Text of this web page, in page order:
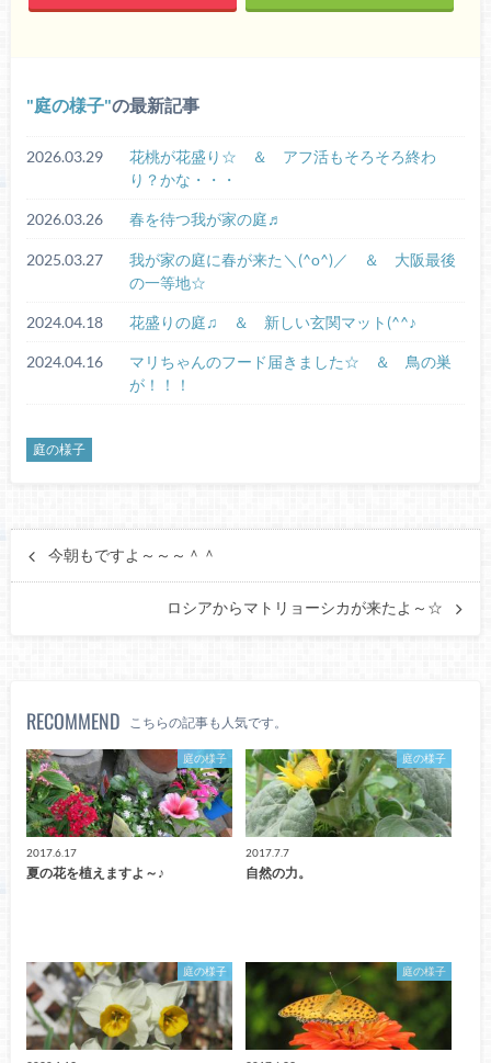
庭の様子 の最新記事
2026.03.29
花桃が花盛り☆ ＆ アフ活もそろそろ終わ
り？かな・・・
2026.03.26 春を待つ我が家の庭♬
2025.03.27
我が家の庭に春が来た＼(^o^)／ ＆ 大阪最後
の一等地☆
2024.04.18 花盛りの庭♫ ＆ 新しい玄関マット(^^♪
2024.04.16
マリちゃんのフード届きました☆ ＆ 鳥の巣
が！！！
庭の様子
今朝もですよ～～～＾＾
ロシアからマトリョーシカが来たよ～☆
RECOMMEND こちらの記事も人気です。
庭の様子
2017.6.17
夏の花を植えますよ～♪
庭の様子
2017.7.7
自然の力。
庭の様子 庭の様子